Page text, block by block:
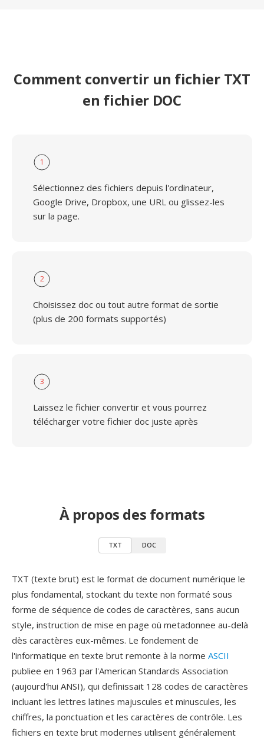
Comment convertir un fichier TXT
en fichier DOC
1
Sélectionnez des fichiers depuis l'ordinateur,
Google Drive, Dropbox, une URL ou glissez-les
sur la page.
2
Choisissez doc ou tout autre format de sortie
(plus de 200 formats supportés)
3
Laissez le fichier convertir et vous pourrez
télécharger votre fichier doc juste après
À propos des formats
TXT DOC
TXT (texte brut) est le format de document numérique le
plus fondamental, stockant du texte non formaté sous
forme de séquence de codes de caractères, sans aucun
style, instruction de mise en page où metadonnee au-delà
dès caractères eux-mêmes. Le fondement de
l'informatique en texte brut remonte à la norme ASCII
publiee en 1963 par l'American Standards Association
(aujourd'hui ANSI), qui definissait 128 codes de caractères
incluant les lettres latines majuscules et minuscules, les
chiffres, la ponctuation et les caractères de contrôle. Les
fichiers en texte brut modernes utilisent généralement